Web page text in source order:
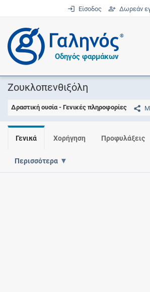
Είσοδος Δωρεάν
®
Οδηγός φαρμάκων
Ζουκλοπενθιξόλη
Δραστική ουσία - Γενικές πληροφορίες
Γενικά Χορήγηση Προφυλάξεις
Περισσότερα